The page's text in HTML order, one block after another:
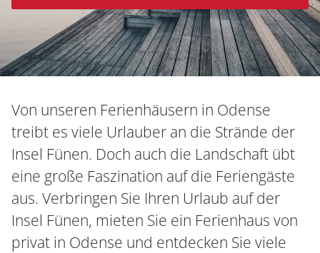
Von unseren Ferienhäusern in Odense
treibt es viele Urlauber an die Strände der
Insel Fünen. Doch auch die Landschaft übt
eine große Faszination auf die Feriengäste
aus. Verbringen Sie Ihren Urlaub auf der
Insel Fünen, mieten Sie ein Ferienhaus von
privat in Odense und entdecken Sie viele